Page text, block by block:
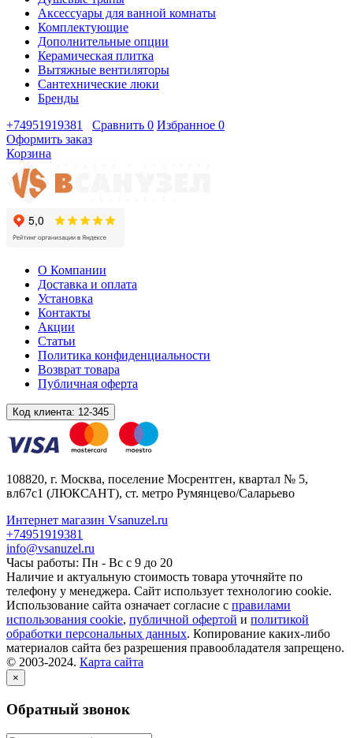
Аксессуары для ванной комнаты
Комплектующие
Дополнительные опции
Керамическая плитка
Вытяжные вентиляторы
Сантехнические люки
Бренды
+74951919381
Сравнить 0 Избранное 0
Оформить заказ
Корзина
О Компании
Доставка и оплата
Установка
Контакты
Акции
Статьи
Политика конфиденциальности
Возврат товара
Публичная оферта
Код клиента: 12-345
108820, г. Москва, поселение Мосрентген, квартал № 5,
вл67с1 (ЛЮКСАНТ), ст. метро Румянцево/Саларьево
Интернет магазин Vsanuzel.ru
+74951919381
info@vsanuzel.ru
Часы работы: Пн - Вс с 9 до 20
Наличие и актуальную стоимость товара уточняйте по
телефону у менеджера. Сайт использует технологию cookie.
Использование сайта означает согласие с правилами
использования cookie, публичной офертой и политикой
обработки персональных данных. Копирование каких-либо
материалов сайта без разрешения правообладателя запрещено.
© 2003-2024. Карта сайта
×
Обратный звонок